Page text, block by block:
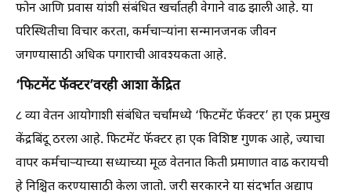
फोन आणि प्रवास यांशी संबंधित खर्चातही वेगाने वाढ झाली आहे. या
परिस्थितीचा विचार करता, कर्मचाऱ्यांना सन्मानजनक जीवन
जगण्यासाठी अधिक पगाराची आवश्यकता आहे.
‘फिटमेंट फॅक्टर’वरही आशा केंद्रित
८ व्या वेतन आयोगाशी संबंधित चर्चांमध्ये ‘फिटमेंट फॅक्टर’ हा एक प्रमुख
केंद्रबिंदू ठरला आहे. फिटमेंट फॅक्टर हा एक विशिष्ट गुणक आहे, ज्याचा
वापर कर्मचाऱ्याच्या सध्याच्या मूळ वेतनात किती प्रमाणात वाढ करायची
हे निश्चित करण्यासाठी केला जातो. जरी सरकारने या संदर्भात अद्याप